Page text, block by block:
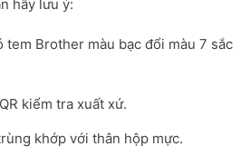
hãy lưu ý:
tem Brother màu bạc đổi màu 7 sắc
kiểm tra xuất xứ.
khớp với thân hộp mực.